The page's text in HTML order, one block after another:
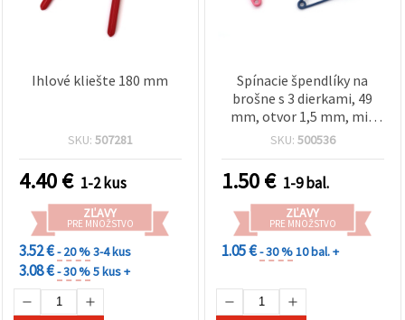
Ihlové kliešte 180 mm
SKU: 507281
4.40€ 1-2 kus
ZĽAVY
PRE MNOŽSTVO
3.52 €- 20 %3-4 kus
3.08 €- 30 %5 kus +
Spínacie špendlíky na
brošne s 3 dierkami, 49
mm, otvor 1,5 mm, mix
farieb – 5 ks
SKU: 500536
1.50€ 1-9 bal.
ZĽAVY
PRE MNOŽSTVO
1.05 €- 30 %10 bal. +